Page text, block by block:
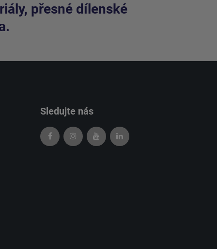
přesné dílenské
Sledujte nás